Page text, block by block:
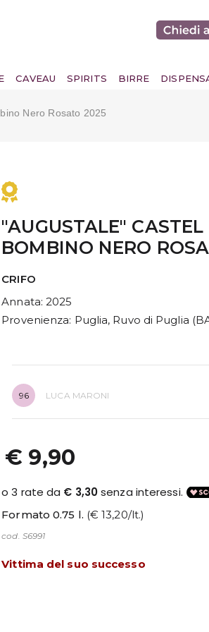
CAVEAU SPIRITS BIRRE
Nero Rosato 2025
"AUGUSTALE"
BOMBINO NERO
CRIFO
Annata: 2025
Provenienza: Puglia, Ruvo di Puglia
96 LUCA MARONI
€ 9,90
Formato 0.75 l. (€ 13,20/lt.)
cod. S6991
Vittima del suo successo